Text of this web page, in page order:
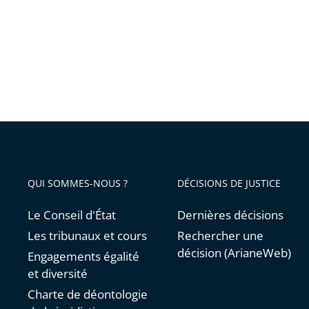
QUI SOMMES-NOUS ?
Le Conseil d'État
Les tribunaux et cours
Engagements égalité
et diversité
Charte de déontologie
DÉCISIONS DE JUSTICE
Dernières décisions
Rechercher une
décision (ArianeWeb)